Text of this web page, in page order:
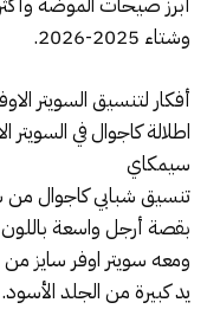
وشتاء 2025-2026.
أفكار لتنسيق السويتر
اطلالة كاجوال في
سيمكاي
بقصة أرجل واسعة
ومعه سويتر اوفر سايز من
يد كبيرة من الجلد الأسود.